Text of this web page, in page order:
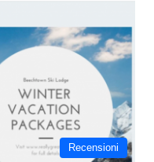
Recensioni